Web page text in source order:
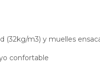
(32kg/m3) y muelles
confortable